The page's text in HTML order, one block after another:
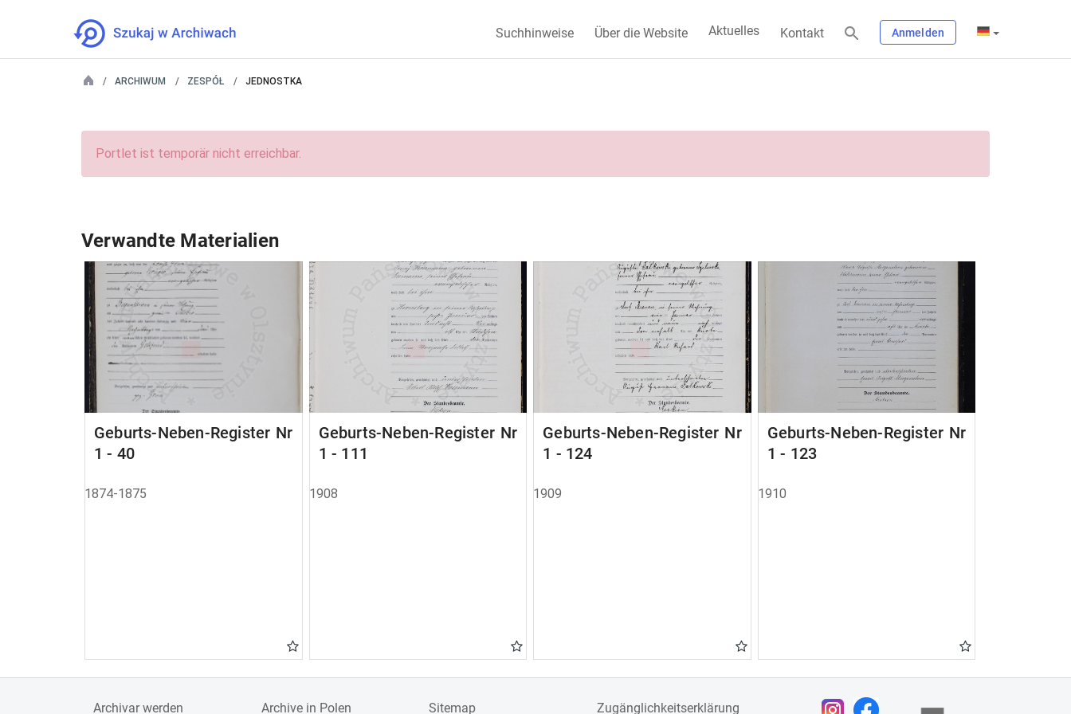
Suchhinweise Über die Website Aktuelles Kontakt Anmelden
ARCHIWUM ZESPÓŁ JEDNOSTKA
Portlet ist temporär nicht erreichbar.
Verwandte Materialien
Geburts-Neben-Register Nr
1 - 40
1874-1875
Geburts-Neben-Register Nr
1 - 111
1908
Geburts-Neben-Register Nr
1 - 124
1909
Geburts-Neben-Register Nr
1 - 123
1910
Archivar werden Archive in Polen Sitemap Zugänglichkeitserklärung